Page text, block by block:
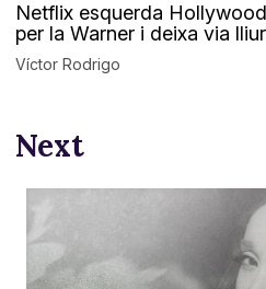
Netflix esquerda
per la Warner i deixa via
Víctor Rodrigo
Next